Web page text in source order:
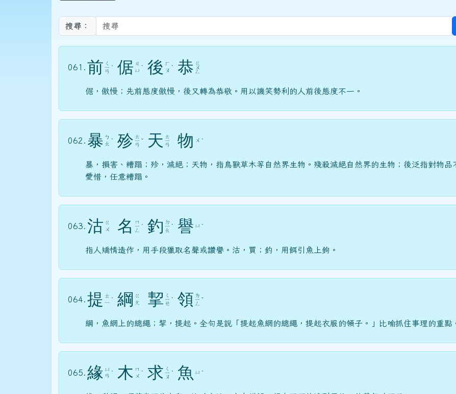
搜尋：
061. 前 ㄑ
ㄧ
ㄢ
ˊ 倨 ㄐ
ㄩ ˋ 後 ㄏ
ㄡ ˋ 恭 ㄍ
ㄨ
ㄥ
倨，傲慢；先前態度傲慢，後又轉為恭敬。用以譏笑勢利的人前後態度不一。
062. 暴 ㄅ
ㄠ ˋ 殄 ㄊ
ㄧ
ㄢ
ˇ 天 ㄊ
ㄧ
ㄢ 物 ㄨ ˋ
暴，損害、糟蹋；殄，滅絕；天物，指鳥獸草木等自然界生物。殘殺滅絕自然界的生物；後泛指對物品
愛惜，任意糟蹋。
063. 沽 ㄍ
ㄨ
名 ㄇ
ㄧ
ㄥ
ˊ 釣 ㄉ
ㄧ
ㄠ
ˋ 譽 ㄩ ˋ
指人矯情造作，用手段獵取名聲或讚譽。沽，買；釣，用餌引魚上鉤。
064. 提 ㄊ
ㄧ ˊ 綱
ㄍ
ㄤ
挈 ㄑ
ㄧ
ㄝ
ˋ 領 ㄌ
ㄧ
ㄥ
ˇ
綱，魚網上的總繩；挈，提起。全句是說「提起魚網的總繩，提起衣服的領子。」比喻抓住事理的重點
065. 緣 ㄩ
ㄢ ˊ 木 ㄇ
ㄨ ˋ 求 ㄑ
ㄧ
ㄡ
ˊ 魚 ㄩ ˊ